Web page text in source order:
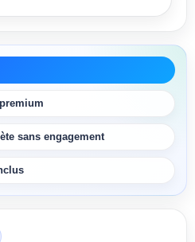
sans engagement